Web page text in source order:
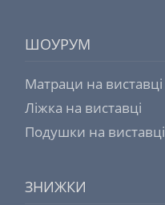
ШОУРУМ
Матраци на виставці
Ліжка на виставці
Подушки на виставці
ЗНИЖКИ